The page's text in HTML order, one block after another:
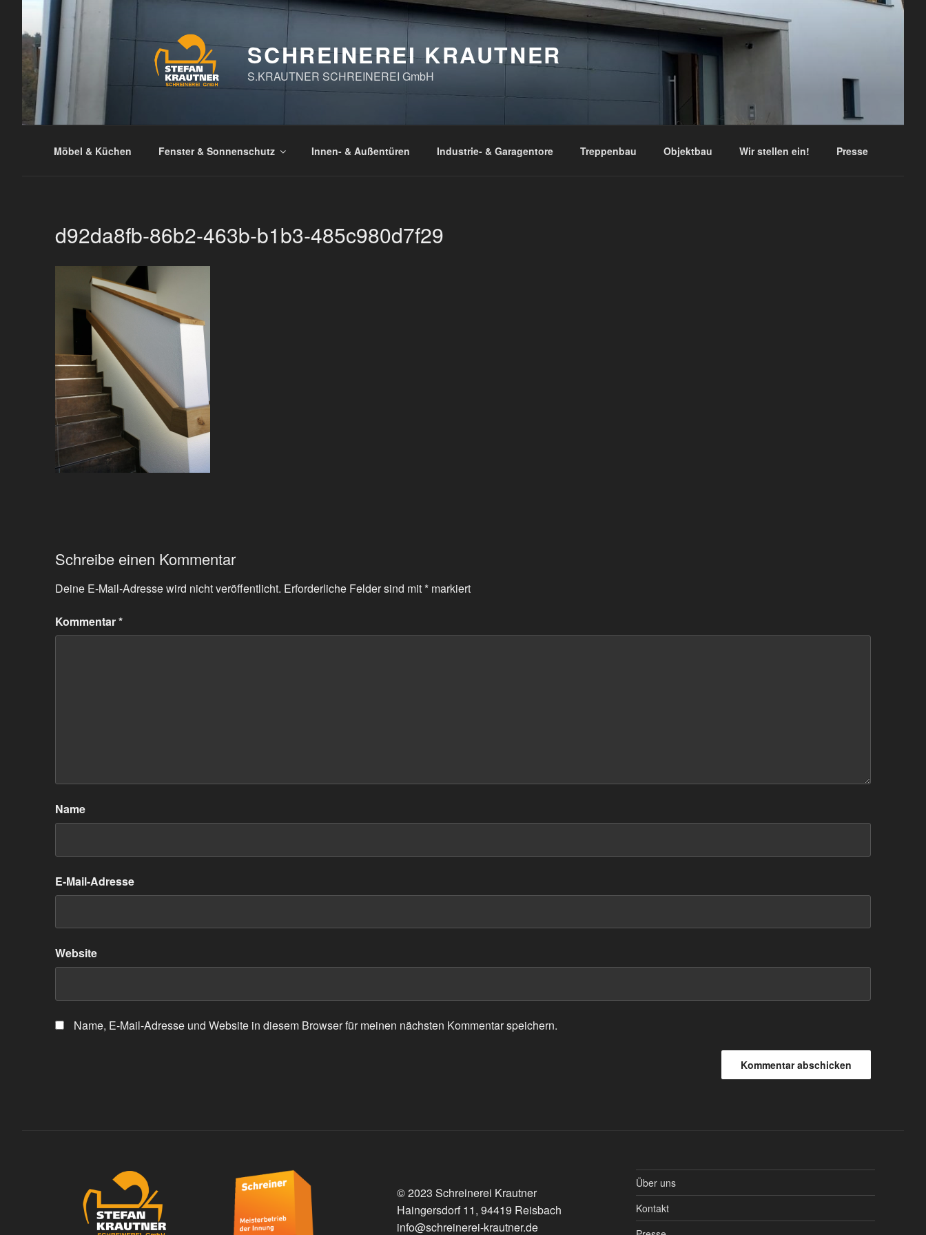
Zum
Inhalt
springen
SCHREINEREI KRAUTNER
S.KRAUTNER SCHREINEREI GmbH
Möbel & Küchen Fenster & Sonnenschutz Innen- & Außentüren Industrie- & Garagentore Treppenbau Objektbau Wir stellen ein! Presse
d92da8fb-86b2-463b-b1b3-485c980d7f29
Schreibe einen Kommentar
Deine E-Mail-Adresse wird nicht veröffentlicht. Erforderliche Felder sind mit* markiert
Kommentar*
Name
E-Mail-Adresse
Website
Name, E-Mail-Adresse und Website in diesem Browser für meinen nächsten Kommentar speichern.
© 2023 Schreinerei Krautner
Haingersdorf 11, 94419 Reisbach
info@schreinerei-krautner.de
Über uns
Kontakt